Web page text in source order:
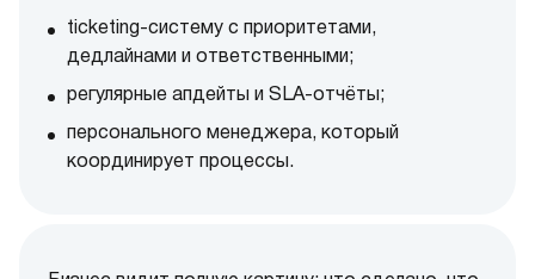
ticketing-систему с приоритетами,
дедлайнами и ответственными;
регулярные апдейты и SLA-отчёты;
персонального менеджера, который
координирует процессы.